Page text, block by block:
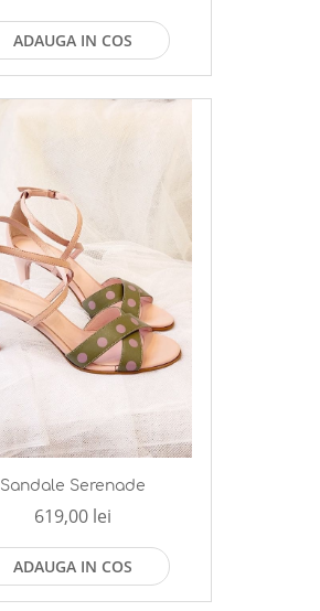
ADAUGA IN COS
Sandale Serenade
619,00 lei
ADAUGA IN COS